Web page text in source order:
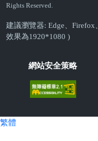
Rights Reserved.
建議瀏覽器: Edge、
效果為1920*1080 )
網站安全策略
繁體